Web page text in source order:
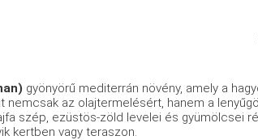
gyönyörű mediterrán növény, amely a
nemcsak az olajtermelésért, hanem a
szép, ezüstös-zöld levelei és gyümölcsei
kertben vagy teraszon.